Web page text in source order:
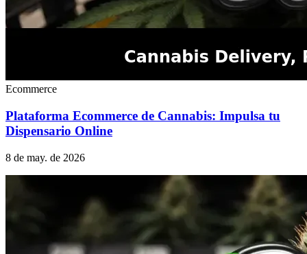
Ecommerce
Plataforma Ecommerce de Cannabis: Impulsa tu
Dispensario Online
8 de may. de 2026